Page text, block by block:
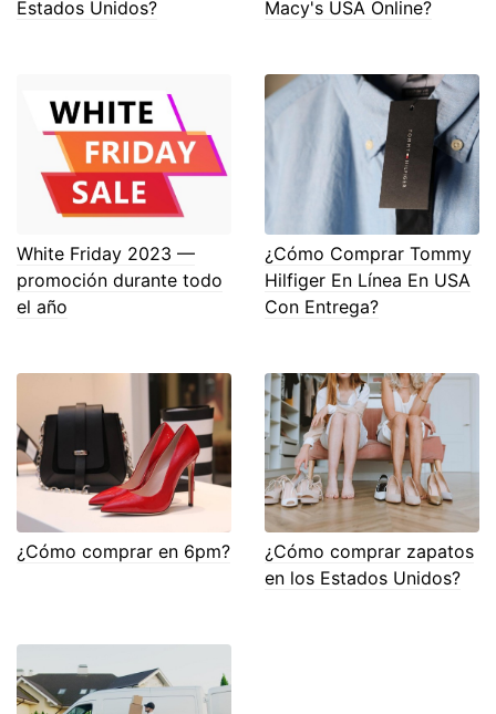
Estados Unidos?
Macy's USA Online?
White Friday 2023 —
promoción durante todo
el año
¿Cómo Comprar Tommy
Hilfiger En Línea En USA
Con Entrega?
¿Cómo comprar en 6pm?
¿Cómo comprar zapatos
en los Estados Unidos?